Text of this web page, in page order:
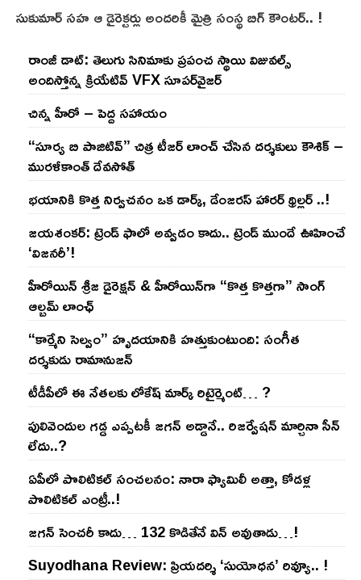
సుకుమార్ సహ ఆ డైరెక్టర్లు అందరికీ మైత్రి సంస్థ బిగ్ కౌంటర్.. !
రాంజీ డాట్: తెలుగు సినిమాకు ప్రపంచ స్థాయి విజువల్స్
అందిస్తోన్న క్రియేటివ్ VFX సూపర్‌వైజర్
చిన్న హీరో – పెద్ద సహాయం
“సూర్య బి పాజిటివ్” చిత్ర టీజర్ లాంచ్ చేసిన‌ దర్శకులు కౌశిక్ –
మురళీకాంత్ దేవసోత్
భయానికి కొత్త నిర్వచనం ఒక డార్క్, డేంజరస్ హారర్ థ్రిల్లర్ ..!
జయశంకర్: ట్రెండ్‌ ఫాలో అవ్వడం కాదు.. ట్రెండ్‌ ముందే ఊహించే
‘విజనరీ’!
హీరోయిన్ శ్రీజ డైరెక్ష‌న్ & హీరోయిన్‌గా “కొత్త కొత్తగా” సాంగ్
ఆల్బమ్ లాంఛ్
“కార్మేని సెల్వం” హృదయానికి హత్తుకుంటుంది: సంగీత
దర్శకుడు రామానుజన్
టీడీపీలో ఈ నేత‌ల‌కు లోకేష్ మార్క్ రిటైర్మెంట్‌… ?
పులివెందుల గ‌డ్డ ఎప్ప‌ట‌కీ జ‌గ‌న్ అడ్డానే.. రిజ‌ర్వేష‌న్ మార్చినా సీన్
లేదు..?
ఏపీలో పొలిటిక‌ల్ సంచ‌ల‌నం: నారా ఫ్యామిలీ అత్తా, కోడ‌ళ్ల
పొలిటికల్ ఎంట్రీ..!
జ‌గ‌న్ సెంచ‌రీ కాదు… 132 కొడితేనే విన్ అవుతాడు…!
Suyodhana Review: ప్రియదర్శి ‘సుయోధన’ రివ్యూ.. !